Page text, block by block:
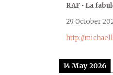
RAF • La
29 October
http://
14 May 2026